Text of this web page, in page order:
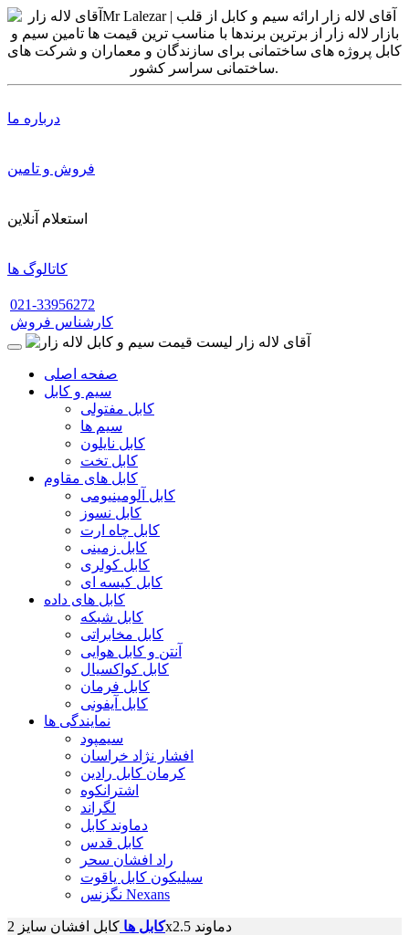
درباره ما
فروش و تامین
استعلام آنلاین
کاتالوگ ها
021-33956272
کارشناس فروش
صفحه اصلی
سیم و کابل
کابل مفتولی
سیم ها
کابل نایلون
کابل تخت
کابل های مقاوم
کابل آلومینیومی
کابل نسوز
کابل چاه ارت
کابل زمینی
کابل کولری
کابل کیسه ای
کابل های داده
کابل شبکه
کابل مخابراتی
آنتن و کابل هوایی
کابل کواکسیال
کابل فرمان
کابل آیفونی
نمایندگی ها
سیمپود
افشار نژاد خراسان
کرمان کابل رادین
اشترانکوه
لگراند
دماوند کابل
کابل قدس
راد افشان سحر
سیلیکون کابل یاقوت
نگزنس Nexans
کابل ها کابل افشان سایز 2x2.5 دماوند